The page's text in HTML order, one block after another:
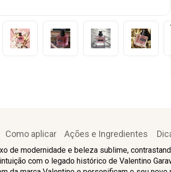
Como aplicar Ações e Ingredientes
de modernidade e beleza sublime,
com o legado histórico de Valentino